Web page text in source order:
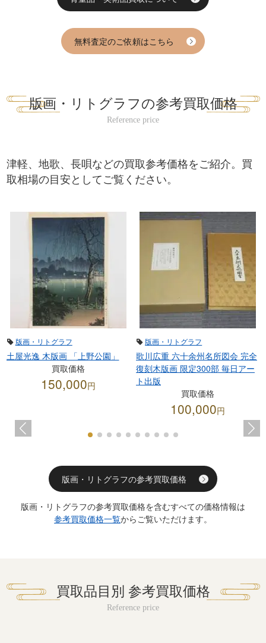
無料査定のご依頼はこちら
版画・リトグラフの参考買取価格
津軽、地歌、長唄などの買取参考価格をご紹介。買
取相場の目安としてご覧ください。
版画・リトグラフ
土屋光逸 木版画 「上野公園」
買取価格
150,000円
版画・リトグラフ
歌川広重 六十余州名所図会 完全
復刻木版画 限定300部 毎日アー
ト出版
買取価格
100,000円
版画・リトグラフの参考買取価格
版画・リトグラフの参考買取価格を含むすべての価格情報は
参考買取価格一覧からご覧いただけます。
買取品目別 参考買取価格